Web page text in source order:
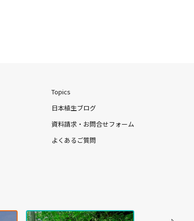
Topics
日本植生ブログ
資料請求・お問合せフォーム
よくあるご質問